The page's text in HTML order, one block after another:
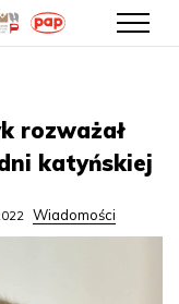
rozważał
katyńskiej
Wiadomości